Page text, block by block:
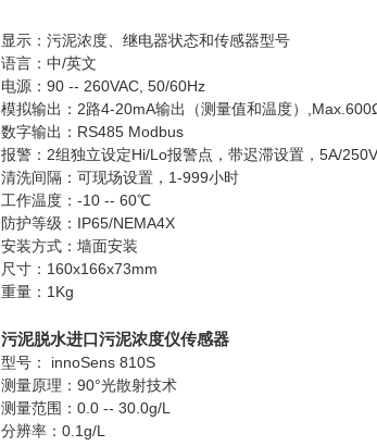
显示：污泥浓度、继电器状态和传感器型号
语言：中/英文
电源：90 -- 260VAC, 50/60Hz
模拟输出：2路4-20mA输出（测量值和温度）
数字输出：RS485 Modbus
报警：2组独立设定Hi/Lo报警点，带迟滞设置，5A/
清洗间隔：可现场设置，1-999小时
工作温度：-10 -- 60℃
防护等级：IP65/NEMA4X
安装方式：墙面安装
尺寸：160x166x73mm
重量：1Kg
污泥脱水进口污泥浓度仪传感器
型号： innoSens 810S
测量原理：90°光散射技术
测量范围：0.0 -- 30.0g/L
分辨率：0.1g/L